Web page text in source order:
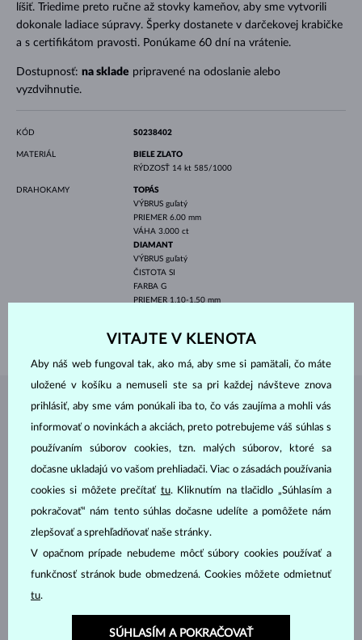
líšiť. Triedime preto ručne až stovky kameňov, aby sme vytvorili
dokonale ladiace súpravy. Šperky dostanete v darčekovej krabičke
a s certifikátom pravosti. Ponúkame 60 dní na vrátenie.
Dostupnosť: na sklade pripravené na odoslanie alebo
vyzdvihnutie.
KÓD S0238402
MATERIÁL
BIELE ZLATO
RÝDZOSŤ 14 kt 585/1000
DRAHOKAMY
TOPÁS
VÝBRUS guľatý
PRIEMER 6.00 mm
VÁHA 3.000 ct
DIAMANT
VÝBRUS guľatý
ČISTOTA SI
FARBA G
PRIEMER 1.10-1.50 mm
5.50 g
ŠPERKY ZATELIÉRU KLENOTA
VITAJTE V KLENOTA
Aby náš web fungoval tak, ako má, aby sme si pamätali, čo máte
uložené v košíku a nemuseli ste sa pri každej návšteve znova
prihlásiť, aby sme vám ponúkali iba to, čo vás zaujíma a mohli vás
informovať o novinkách a akciách, preto potrebujeme váš súhlas s
používaním súborov cookies, tzn. malých súborov, ktoré sa
dočasne ukladajú vo vašom prehliadači. Viac o zásadách používania
cookies si môžete prečítať tu. Kliknutím na tlačidlo „Súhlasím a
pokračovať“ nám tento súhlas dočasne udelíte a pomôžete nám
zlepšovať a sprehľadňovať naše stránky.
V opačnom prípade nebudeme môcť súbory cookies používať a
funkčnosť stránok bude obmedzená. Cookies môžete odmietnuť
tu.
SÚHLASÍM A POKRAČOVAŤ